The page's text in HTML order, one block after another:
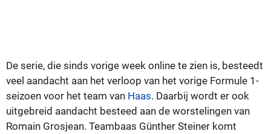
De serie, die sinds vorige week online te zien is, besteedt
veel aandacht aan het verloop van het vorige Formule 1-
seizoen voor het team van Haas. Daarbij wordt er ook
uitgebreid aandacht besteed aan de worstelingen van
Romain Grosjean. Teambaas Günther Steiner komt